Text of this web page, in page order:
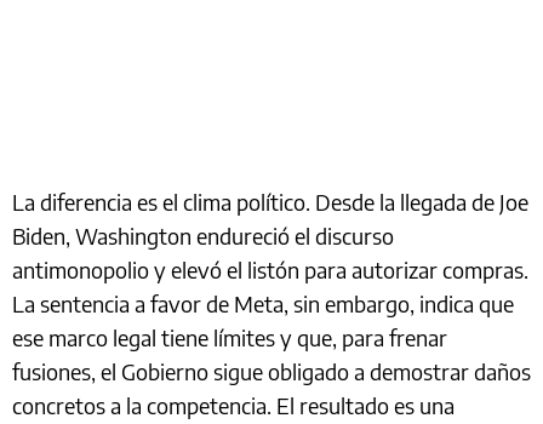
La diferencia es el clima político. Desde la llegada de Joe
Biden, Washington endureció el discurso
antimonopolio y elevó el listón para autorizar compras.
La sentencia a favor de Meta, sin embargo, indica que
ese marco legal tiene límites y que, para frenar
fusiones, el Gobierno sigue obligado a demostrar daños
concretos a la competencia. El resultado es una